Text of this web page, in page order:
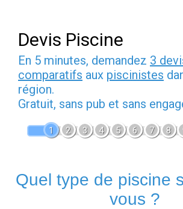
Devis Piscine
En 5 minutes, demandez 3
comparatifs aux piscinistes
région.
Gratuit, sans pub et sans
1 2 3 4 5 6 7 8
Quel type de piscine
vous ?